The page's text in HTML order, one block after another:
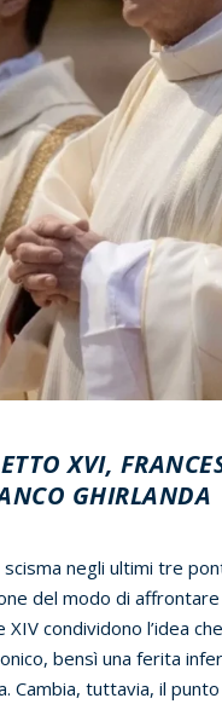
XVI,
GHIRLANDA
negli ultimi tre
del modo di
condividono l’idea
bensì una ferita
Cambia, tuttavia, il